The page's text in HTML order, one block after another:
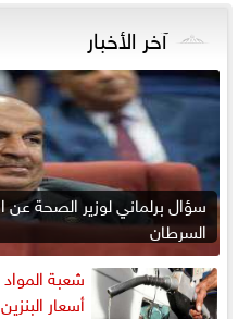
آخر الأخبار
سؤال برلماني لوزير الصحة عن
السرطان
شعبة المواد
أسعار